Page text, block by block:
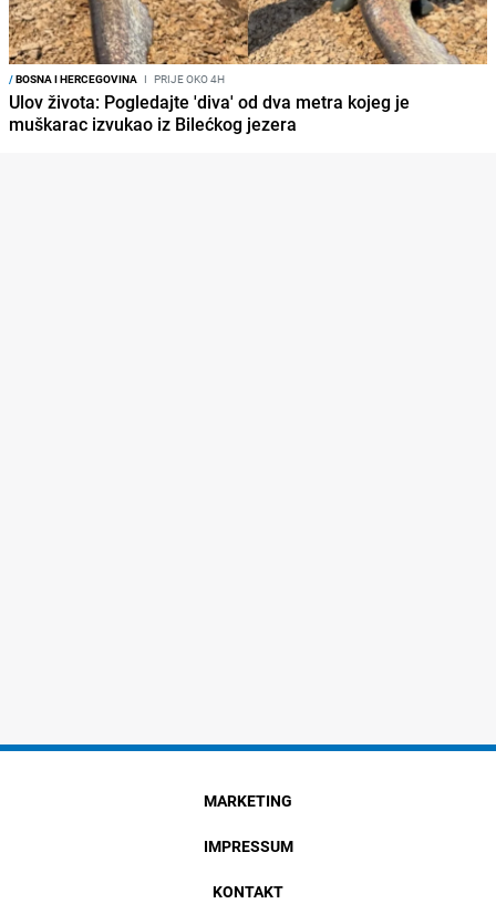
/BOSNA I HERCEGOVINA I PRIJE OKO 4H
Ulov života: Pogledajte 'diva' od dva metra kojeg je
muškarac izvukao iz Bilećkog jezera
MARKETING
IMPRESSUM
KONTAKT